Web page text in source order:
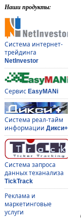
Наши продукты:
Система интернет-
трейдинга
NetInvestor
Сервис EasyMANi
Система реал-тайм
информации Дикси+
Система запроса
данных теханализа
TickTrack
Реклама и
маркетинговые
услуги